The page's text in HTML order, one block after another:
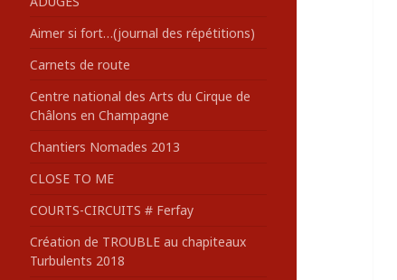
:Aimer si fort…(journal des répétitions)
Carnets de route
Centre national des Arts du Cirque de
Châlons en Champagne
Chantiers Nomades 2013
CLOSE TO ME
COURTS-CIRCUITS # Ferfay
Création de TROUBLE au chapiteaux
Turbulents 2018